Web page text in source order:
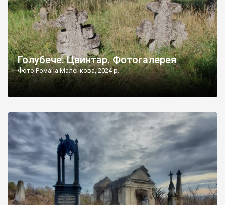
Голубече. Цвинтар. Фотогалерея
Фото Романа Маленкова, 2024 р.